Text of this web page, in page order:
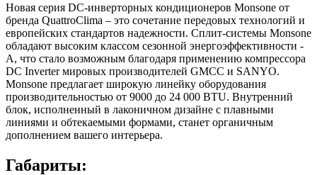
Новая серия DC-инверторных кондиционеров Monsone от
бренда QuattroClima – это сочетание передовых технологий и
европейских стандартов надежности. Сплит-системы Monsone
обладают высоким классом сезонной энергоэффективности -
A, что стало возможным благодаря применению компрессора
DC Inverter мировых производителей GMCC и SANYO.
Monsone предлагает широкую линейку оборудования
производительностью от 9000 до 24 000 BTU. Внутренний
блок, исполненный в лаконичном дизайне с плавными
линиями и обтекаемыми формами, станет органичным
дополнением вашего интерьера.
Габариты: